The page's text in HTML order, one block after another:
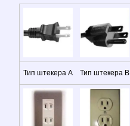
Тип штекера A Тип штекера B